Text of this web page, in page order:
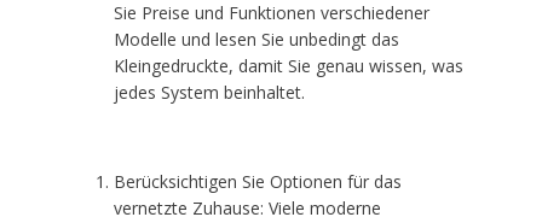
Sie Preise und Funktionen verschiedener
Modelle und lesen Sie unbedingt das
Kleingedruckte, damit Sie genau wissen, was
jedes System beinhaltet.
Berücksichtigen Sie Optionen für das
vernetzte Zuhause: Viele moderne